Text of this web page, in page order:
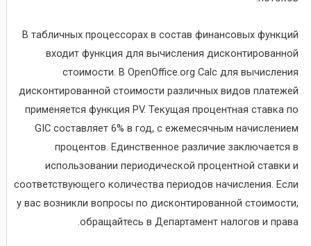
В табличных процессорах в состав финансовых функций
входит функция для вычисления дисконтированной
стоимости. В OpenOffice.org Calc для вычисления
дисконтированной стоимости различных видов платежей
применяется функция PV. Текущая процентная ставка по
GIC составляет 6% в год, с ежемесячным начислением
процентов. Единственное различие заключается в
использовании периодической процентной ставки и
соответствующего количества периодов начисления. Если
у вас возникли вопросы по дисконтированной стоимости,
обращайтесь в Департамент налогов и права.